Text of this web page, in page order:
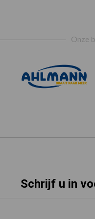
Onze
Schrijf u in